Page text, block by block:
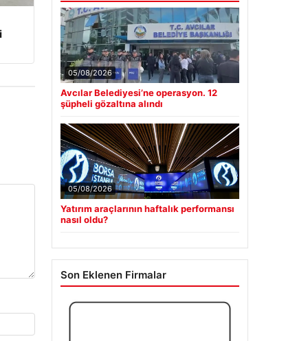
05/08/2026
Avcılar Belediyesi’ne operasyon. 12
şüpheli gözaltına alındı
05/08/2026
Yatırım araçlarının haftalık performansı
nasıl oldu?
Son Eklenen Firmalar